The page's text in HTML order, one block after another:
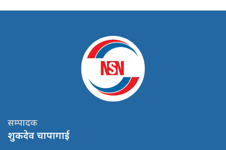
सम्पादक
शुकदेव चापागाई